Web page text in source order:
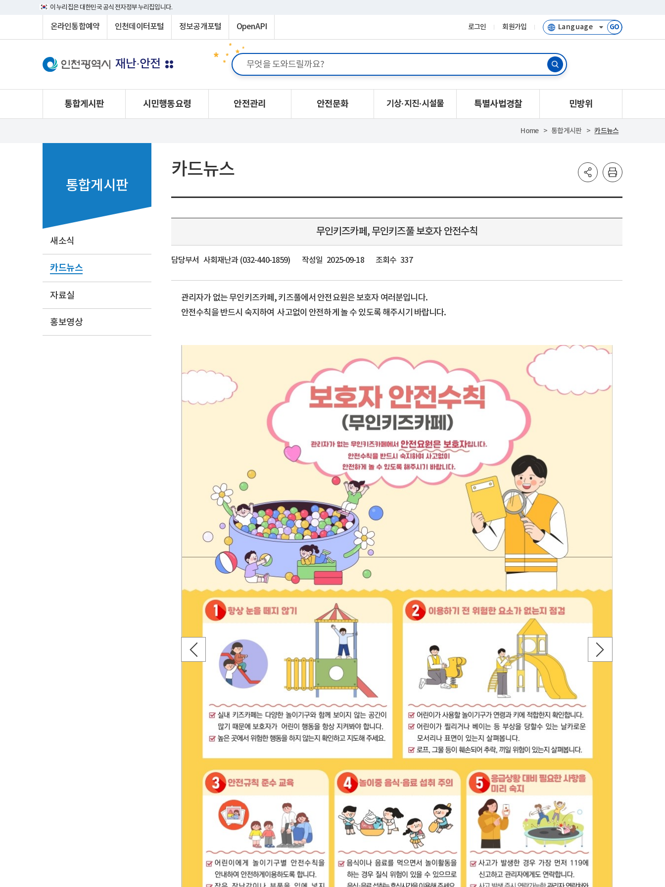
이 누리집은 대한민국 공식 전자정부 누리집입니다.
온라인통합예약 인천데이터포털 정보공개포털 OpenAPI 로그인 회원가입 GO
재난·안전
통합게시판 시민행동요령 안전관리 안전문화 기상·지진·시설물 특별사법경찰 민방위
Home 통합게시판 카드뉴스
통합게시판
새소식
카드뉴스
자료실
홍보영상
카드뉴스
무인키즈카페, 무인키즈풀 보호자 안전수칙
담당부서 사회재난과 (032-440-1859) 작성일 2025-09-18 조회수 337
관리자가 없는 무인키즈카페, 키즈풀에서 안전요원은 보호자 여러분입니다.
안전수칙을 반드시 숙지하여 사고없이 안전하게 놀 수 있도록 해주시기 바랍니다.